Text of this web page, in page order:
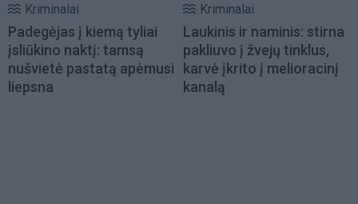
Kriminalai
Padegėjas į kiemą tyliai
įsliūkino naktį: tamsą
nušvietė pastatą apėmusi
liepsna
Kriminalai
Laukinis ir naminis: stirna
pakliuvo į žvejų tinklus,
karvė įkrito į melioracinį
kanalą